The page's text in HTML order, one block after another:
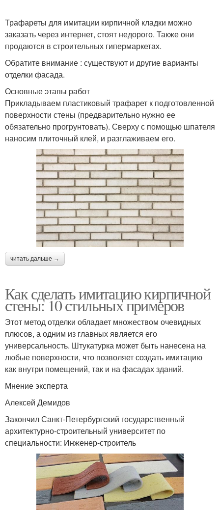
Трафареты для имитации кирпичной кладки можно
заказать через интернет, стоят недорого. Также они
продаются в строительных гипермаркетах.
Обратите внимание : существуют и другие варианты
отделки фасада.
Основные этапы работ
Прикладываем пластиковый трафарет к подготовленной
поверхности стены (предварительно нужно ее
обязательно прогрунтовать). Сверху с помощью шпателя
наносим плиточный клей, и разглаживаем его.
читать дальше →
Как сделать имитацию кирпичной
стены: 10 стильных примеров
Этот метод отделки обладает множеством очевидных
плюсов, а одним из главных является его
универсальность. Штукатурка может быть нанесена на
любые поверхности, что позволяет создать имитацию
как внутри помещений, так и на фасадах зданий.
Мнение эксперта
Алексей Демидов
Закончил Санкт-Петербургский государственный
архитектурно-строительный университет по
специальности: Инженер-строитель